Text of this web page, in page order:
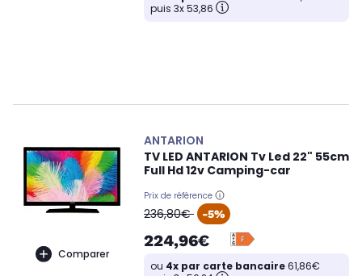
puis 3x 53,86
Comparer
ANTARION
TV LED ANTARION Tv Led 22" 55cm
Full Hd 12v Camping-car
Prix de référence
oldPrice
236,80€ -5%
224,96€
ou 4x par carte bancaire61,86€